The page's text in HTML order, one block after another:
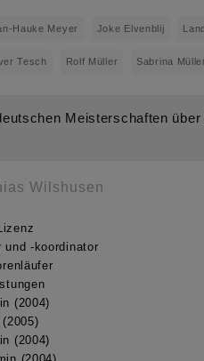
Hauke Meyer Joke Elvenblij
Tesch Rolf Müller Sabrina
Meisterschaften über
Wilshusen
und -koordinator
(2004)
(2004)